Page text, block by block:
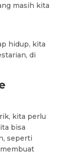
masih kita
hidup, kita
di
kita perlu
bisa
seperti